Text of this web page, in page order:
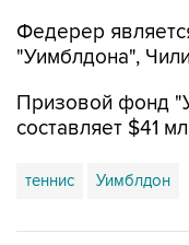
Федерер
"Уимблдона",
Призовой фонд
составляет $41
теннис Уимблдон